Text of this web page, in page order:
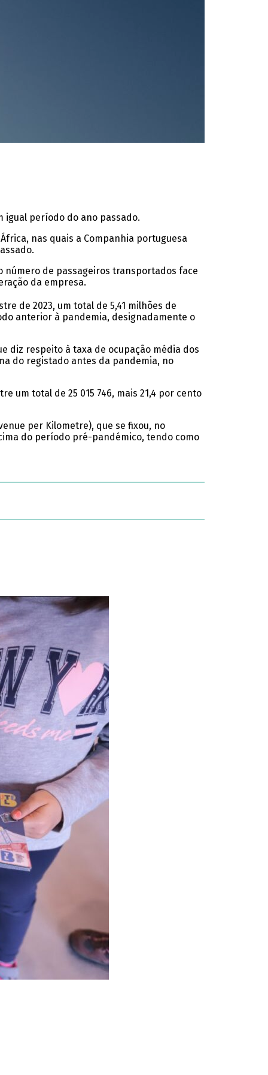
igual período do ano passado.
nas quais a Companhia portuguesa
número de passageiros transportados face
da empresa.
de 2023, um total de 5,41 milhões de
anterior à pandemia, designadamente o
diz respeito à taxa de ocupação média dos
do registado antes da pandemia, no
um total de 25 015 746, mais 21,4 por cento
per Kilometre), que se fixou, no
do período pré-pandémico, tendo como